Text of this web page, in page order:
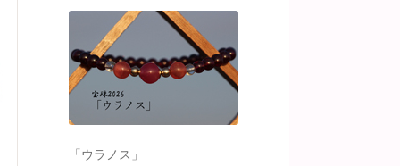
「ウラノス」